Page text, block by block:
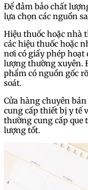
Để đảm bảo chất
lựa chọn các nguồn
Hiệu thuốc hoặc nhà
các hiệu thuốc hoặc
nơi có giấy phép hoạt
lượng thường xuyên.
phẩm có nguồn gốc
soát.
Cửa hàng chuyên
cung cấp thiết bị y tế
thường cung cấp que
lượng tốt.